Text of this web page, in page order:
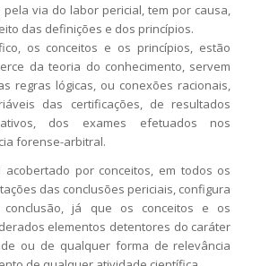
via do labor pericial, tem por causa,
das definições e dos princípios.
os conceitos e os princípios, estão
da teoria do conhecimento, servem
regras lógicas, ou conexões racionais,
das certificações, de resultados
dos exames efetuados nos
forense-arbitral.
por conceitos, em todos os
das conclusões periciais, configura
já que os conceitos e os
elementos detentores do caráter
ou de qualquer forma de relevância